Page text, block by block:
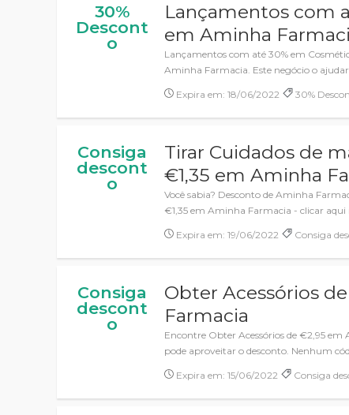
30%
Descont
o
Lançamentos com
em Aminha
Lançamentos com até 30% em
Aminha Farmacia. Este negócio o
Expira em: 18/06/2022 30%
Consiga
descont
o
Tirar Cuidados de
€1,35 em Aminha
Você sabia? Desconto de Aminha
€1,35 em Aminha Farmacia - clicar
Expira em: 19/06/2022 Consiga
Consiga
descont
o
Obter Acessórios
Farmacia
Encontre Obter Acessórios de €2,95
pode aproveitar o desconto. Nenhum
Expira em: 15/06/2022 Consiga